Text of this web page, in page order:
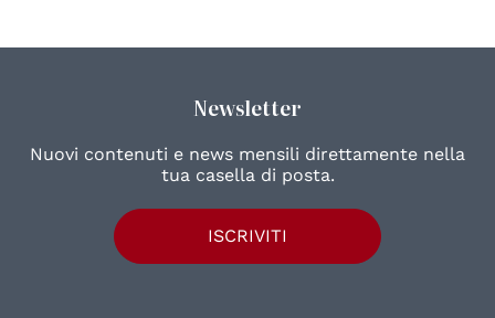
Newsletter
Nuovi contenuti e news mensili direttamente nella
tua casella di posta.
ISCRIVITI